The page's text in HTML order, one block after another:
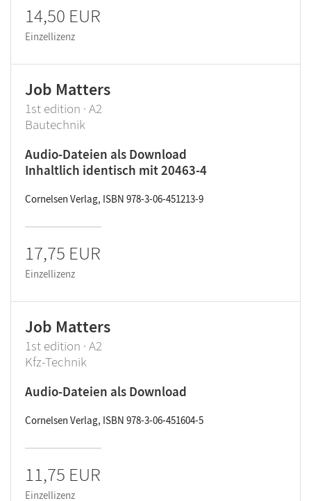
14,50 EUR
Einzellizenz
Job Matters
1st edition · A2
Bautechnik
Audio-Dateien als Download
Inhaltlich identisch mit 20463-4
Cornelsen Verlag, ISBN 978-3-06-451213-9
17,75 EUR
Einzellizenz
Job Matters
1st edition · A2
Kfz-Technik
Audio-Dateien als Download
Cornelsen Verlag, ISBN 978-3-06-451604-5
11,75 EUR
Einzellizenz